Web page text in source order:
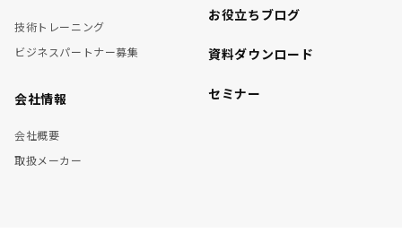
技術トレーニング
ビジネスパートナー募集
会社情報
会社概要
取扱メーカー
お役立ちブログ
資料ダウンロード
セミナー